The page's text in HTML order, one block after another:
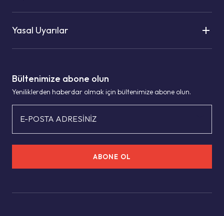
Bültenimize abone olun
Yeniliklerden haberdar olmak için bültenimize abone olun.
E-POSTA ADRESİNİZ
ABONE OL
Yasal Uyarılar